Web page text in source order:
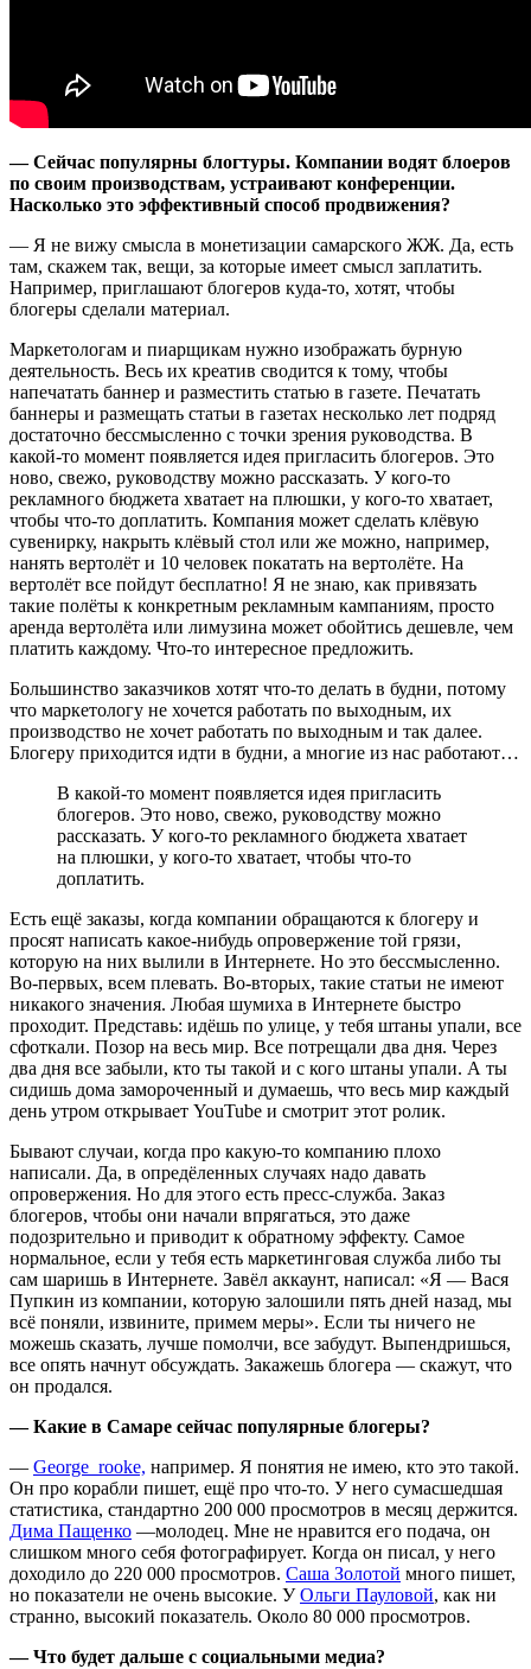
— Сейчас популярны блогтуры. Компании водят блоеров
по своим производствам, устраивают конференции.
Насколько это эффективный способ продвижения?
— Я не вижу смысла в монетизации самарского ЖЖ. Да, есть
там, скажем так, вещи, за которые имеет смысл заплатить.
Например, приглашают блогеров куда-то, хотят, чтобы
блогеры сделали материал.
Маркетологам и пиарщикам нужно изображать бурную
деятельность. Весь их креатив сводится к тому, чтобы
напечатать баннер и разместить статью в газете. Печатать
баннеры и размещать статьи в газетах несколько лет подряд
достаточно бессмысленно с точки зрения руководства. В
какой-то момент появляется идея пригласить блогеров. Это
ново, свежо, руководству можно рассказать. У кого-то
рекламного бюджета хватает на плюшки, у кого-то хватает,
чтобы что-то доплатить. Компания может сделать клёвую
сувенирку, накрыть клёвый стол или же можно, например,
нанять вертолёт и 10 человек покатать на вертолёте. На
вертолёт все пойдут бесплатно! Я не знаю, как привязать
такие полёты к конкретным рекламным кампаниям, просто
аренда вертолёта или лимузина может обойтись дешевле, чем
платить каждому. Что-то интересное предложить.
Большинство заказчиков хотят что-то делать в будни, потому
что маркетологу не хочется работать по выходным, их
производство не хочет работать по выходным и так далее.
Блогеру приходится идти в будни, а многие из нас работают…
В какой-то момент появляется идея пригласить
блогеров. Это ново, свежо, руководству можно
рассказать. У кого-то рекламного бюджета хватает
на плюшки, у кого-то хватает, чтобы что-то
доплатить.
Есть ещё заказы, когда компании обращаются к блогеру и
просят написать какое-нибудь опровержение той грязи,
которую на них вылили в Интернете. Но это бессмысленно.
Во-первых, всем плевать. Во-вторых, такие статьи не имеют
никакого значения. Любая шумиха в Интернете быстро
проходит. Представь: идёшь по улице, у тебя штаны упали, все
сфоткали. Позор на весь мир. Все потрещали два дня. Через
два дня все забыли, кто ты такой и с кого штаны упали. А ты
сидишь дома замороченный и думаешь, что весь мир каждый
день утром открывает YouTube и смотрит этот ролик.
Бывают случаи, когда про какую-то компанию плохо
написали. Да, в опредёленных случаях надо давать
опровержения. Но для этого есть пресс-служба. Заказ
блогеров, чтобы они начали впрягаться, это даже
подозрительно и приводит к обратному эффекту. Самое
нормальное, если у тебя есть маркетинговая служба либо ты
сам шаришь в Интернете. Завёл аккаунт, написал: «Я — Вася
Пупкин из компании, которую залошили пять дней назад, мы
всё поняли, извините, примем меры». Если ты ничего не
можешь сказать, лучше помолчи, все забудут. Выпендришься,
все опять начнут обсуждать. Закажешь блогера — скажут, что
он продался.
— Какие в Самаре сейчас популярные блогеры?
— George_rooke, например. Я понятия не имею, кто это такой.
Он про корабли пишет, ещё про что-то. У него сумасшедшая
статистика, стандартно 200 000 просмотров в месяц держится.
Дима Пащенко —молодец. Мне не нравится его подача, он
слишком много себя фотографирует. Когда он писал, у него
доходило до 220 000 просмотров. Саша Золотой много пишет,
но показатели не очень высокие. УОльги Пауловой, как ни
странно, высокий показатель. Около 80 000 просмотров.
— Что будет дальше с социальными медиа?